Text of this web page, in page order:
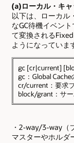
(a)ローカル・キ
以下は、ローカル
なGC待機イベン
て変換される
ようになっていま
gc [cr|current]
gc：Global Cache
cr/current：要求
block/grant：サ
・2-way/3-way（
マスターやホルダ